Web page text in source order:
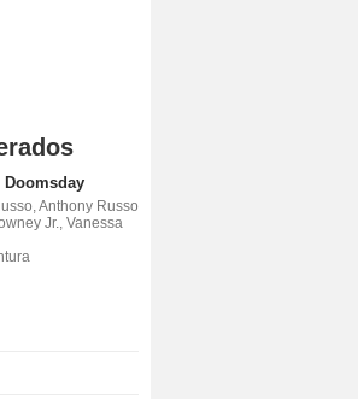
Doomsday
Anthony Russo
Jr., Vanessa